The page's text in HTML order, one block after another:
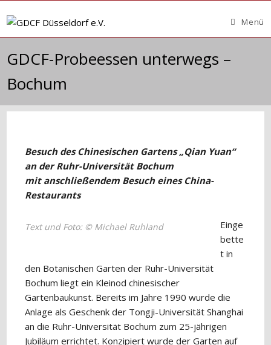
Inhalt
Menü
GDCF-Probeessen unterwegs –
Bochum
Besuch des Chinesischen Gartens „Qian Yuan“
an der Ruhr-Universität Bochum
mit anschließendem Besuch eines China-
Restaurants
Text und Foto: © Michael Ruhland
Einge
bette
t in
den Botanischen Garten der Ruhr-Universität
Bochum liegt ein Kleinod chinesischer
Gartenbaukunst. Bereits im Jahre 1990 wurde die
Anlage als Geschenk der Tongji-Universität Shanghai
an die Ruhr-Universität Bochum zum 25-jährigen
Jubiläum errichtet. Konzipiert wurde der Garten auf